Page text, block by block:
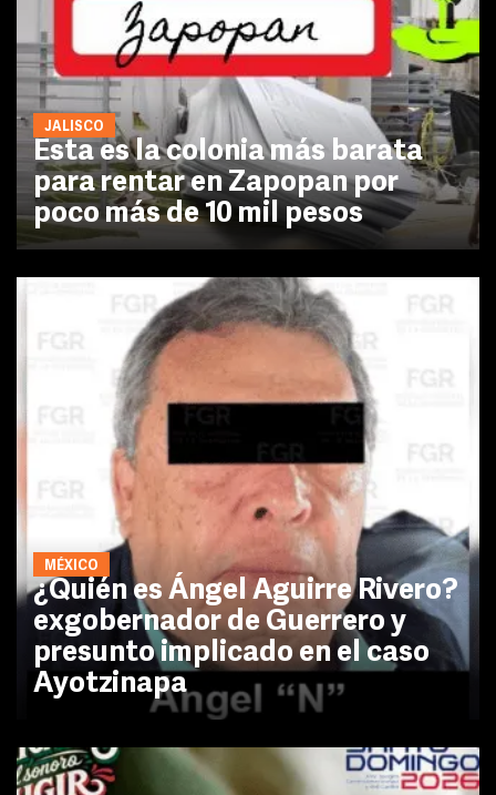
JALISCO
Esta es la colonia más barata
para rentar en Zapopan por
poco más de 10 mil pesos
MÉXICO
¿Quién es Ángel Aguirre Rivero?
exgobernador de Guerrero y
presunto implicado en el caso
Ayotzinapa